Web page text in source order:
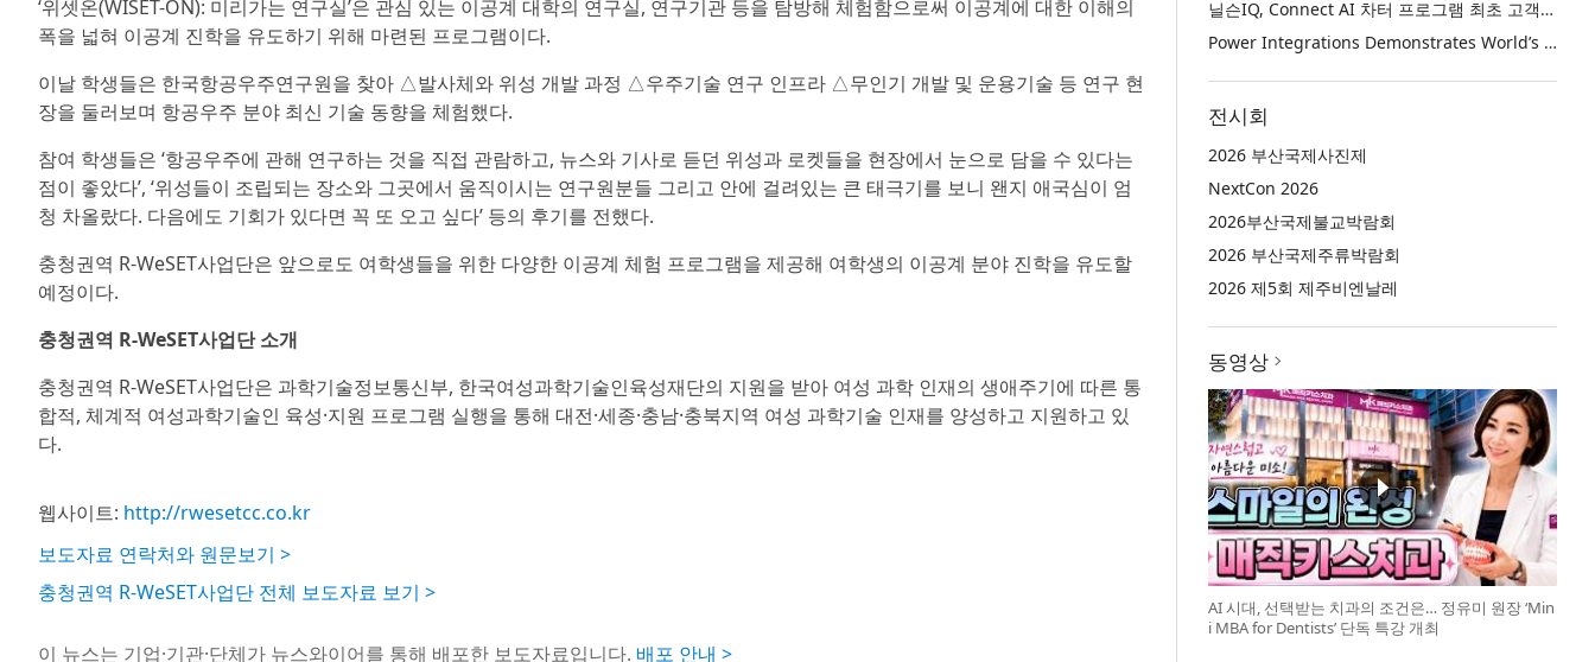
‘위셋온(WISET-ON): 미리가는 연구실’은 관심 있는 이공계 대학의 연구실, 연구기관 등을 탐방해 체험함으로써 이공계에 대한 이해의
폭을 넓혀 이공계 진학을 유도하기 위해 마련된 프로그램이다.
이날 학생들은 한국항공우주연구원을 찾아 △발사체와 위성 개발 과정 △우주기술 연구 인프라 △무인기 개발 및 운용기술 등 연구 현
장을 둘러보며 항공우주 분야 최신 기술 동향을 체험했다.
참여 학생들은 ‘항공우주에 관해 연구하는 것을 직접 관람하고, 뉴스와 기사로 듣던 위성과 로켓들을 현장에서 눈으로 담을 수 있다는
점이 좋았다’, ‘위성들이 조립되는 장소와 그곳에서 움직이시는 연구원분들 그리고 안에 걸려있는 큰 태극기를 보니 왠지 애국심이 엄
청 차올랐다. 다음에도 기회가 있다면 꼭 또 오고 싶다’ 등의 후기를 전했다.
충청권역 R-WeSET사업단은 앞으로도 여학생들을 위한 다양한 이공계 체험 프로그램을 제공해 여학생의 이공계 분야 진학을 유도할
예정이다.
충청권역 R-WeSET사업단 소개
충청권역 R-WeSET사업단은 과학기술정보통신부, 한국여성과학기술인육성재단의 지원을 받아 여성 과학 인재의 생애주기에 따른 통
합적, 체계적 여성과학기술인 육성·지원 프로그램 실행을 통해 대전·세종·충남·충북지역 여성 과학기술 인재를 양성하고 지원하고 있
다.
웹사이트: http://rwesetcc.co.kr
보도자료 연락처와 원문보기 >
충청권역 R-WeSET사업단 전체 보도자료 보기 >
이 뉴스는 기업·기관·단체가 뉴스와이어를 통해 배포한 보도자료입니다. 배포 안내 >
닐슨IQ, Connect AI 차터 프로그램 최초 고객사 ‘퓨리나’ 선정
Power Integrations Demonstrates World’s First 2200 V GaN Technology for Next-Era High-Voltage Power Systems
전시회
2026 부산국제사진제
NextCon 2026
2026부산국제불교박람회
2026 부산국제주류박람회
2026 제5회 제주비엔날레
동영상
AI 시대, 선택받는 치과의 조건은… 정유미 원장 ‘Min
i MBA for Dentists’ 단독 특강 개최